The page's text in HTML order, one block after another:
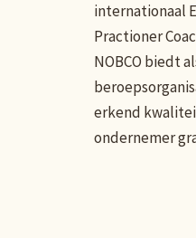
internationaal
Practioner
NOBCO biedt
erkend
ondernemer